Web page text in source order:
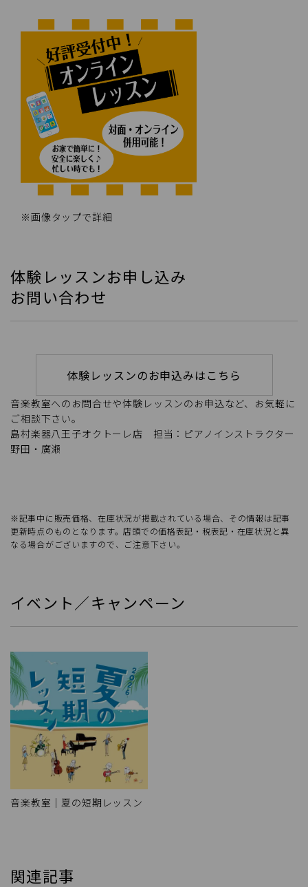
※画像タップで詳細
体験レッスンお申し込み
お問い合わせ
体験レッスンのお申込みはこちら
音楽教室へのお問合せや体験レッスンのお申込など、お気軽に
ご相談下さい。
島村楽器八王子オクトーレ店 担当：ピアノインストラクター
野田・廣瀬
※記事中に販売価格、在庫状況が掲載されている場合、その情報は記事
更新時点のものとなります。店頭での価格表記・税表記・在庫状況と異
なる場合がございますので、ご注意下さい。
イベント／キャンペーン
音楽教室｜夏の短期レッスン
関連記事